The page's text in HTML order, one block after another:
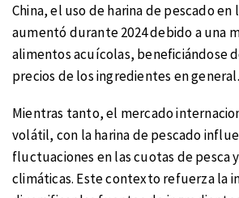
China, el uso de harina de pescado
aumentó durante 2024 debido a una
alimentos acuícolas, beneficiándose
precios de los ingredientes en general.
Mientras tanto, el mercado
volátil, con la harina de pescado
fluctuaciones en las cuotas de pesca
climáticas. Este contexto refuerza la